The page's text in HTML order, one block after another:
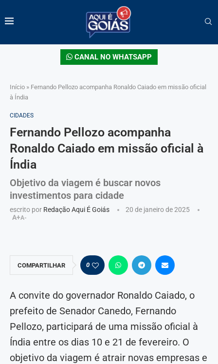
CANAL NO WHATSAPP
Início » Fernando Pellozo acompanha Ronaldo Caiado em missão oficial
à Índia
CIDADES
Fernando Pellozo acompanha
Ronaldo Caiado em missão oficial à
Índia
Objetivo da viagem é buscar novos
investimentos para cidade
escrito por Redação Aqui É Goiás
20 de janeiro de 2025
A+A-
COMPARTILHAR 0
A convite do governador Ronaldo Caiado, o
prefeito de Senador Canedo, Fernando
Pellozo, participará de uma missão oficial à
Índia entre os dias 10 e 21 de fevereiro. O
objetivo da viagem é atrair novas empresas e